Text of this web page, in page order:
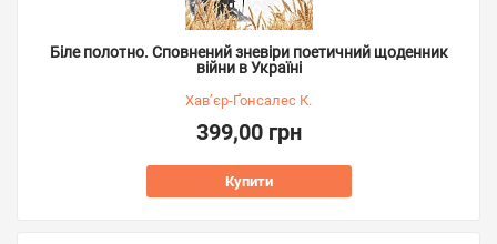
Біле полотно. Сповнений зневіри поетичний щоденник
війни в Україні
Хав’єр-Ґонсалес К.
399,00 грн
Купити